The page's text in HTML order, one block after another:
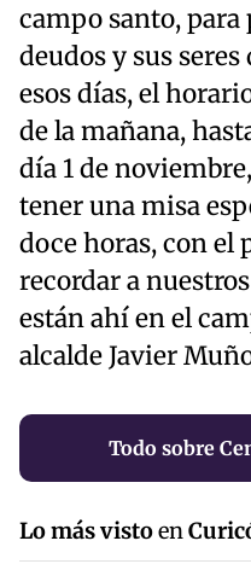
campo santo,
deudos y sus
esos días, el
de la mañana,
día 1 de
tener una misa
doce horas, con el
recordar a
están ahí en el
alcalde Javier
Todo sobre
Lo más vistoen